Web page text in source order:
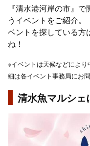
『清水港河岸の市』
うイベントをご紹介
ベントを探している方
ね！
※イベントは天候などによ
細は各イベント事務局にお
清水魚マルシェ